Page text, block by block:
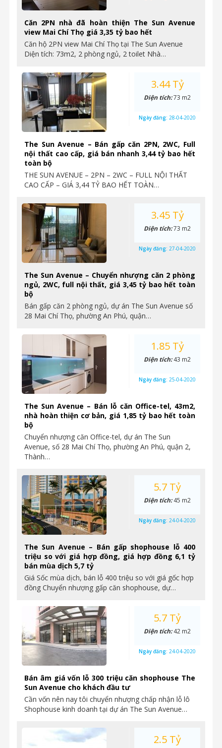
Căn 2PN nhà đã hoàn thiện The Sun Avenue
view Mai Chí Thọ giá 3,35 tỷ bao hết
Căn hộ 2PN view Mai Chí Thọ tại The Sun Avenue
Diện tích: 73m2, 2 phòng ngủ, 2 toilet Nhà…
The Sun Avenue – Bán gấp căn 2PN, 2WC, Full
nội thất cao cấp, giá bán nhanh 3,44 tỷ bao hết
toàn bộ
THE SUN AVENUE – 2PN – 2WC – FULL NỘI THẤT
CAO CẤP – GIÁ 3,44 TỶ BAO HẾT TOÀN…
3.44 Tỷ
Diện tích:73 m2
Ngày đăng: 28-04-2020
The Sun Avenue – Chuyển nhượng căn 2 phòng
ngủ, 2WC, full nội thất, giá 3,45 tỷ bao hết toàn
bộ
Bán gấp căn 2 phòng ngủ, dự án The Sun Avenue số
28 Mai Chí Thọ, phường An Phú, quận…
3.45 Tỷ
Diện tích:73 m2
Ngày đăng: 27-04-2020
The Sun Avenue – Bán lỗ căn Office-tel, 43m2,
nhà hoàn thiện cơ bản, giá 1,85 tỷ bao hết toàn
bộ
Chuyển nhượng căn Office-tel, dự án The Sun
Avenue, số 28 Mai Chí Thọ, phường An Phú, quận 2,
Thành…
1.85 Tỷ
Diện tích:43 m2
Ngày đăng: 25-04-2020
The Sun Avenue – Bán gấp shophouse lỗ 400
triệu so với giá hợp đồng, giá hợp đồng 6,1 tỷ
bán mùa dịch 5,7 tỷ
Giá Sốc mùa dịch, bán lỗ 400 triệu so với giá gốc hợp
đồng Chuyển nhượng gấp căn shophouse, dự…
5.7 Tỷ
Diện tích:45 m2
Ngày đăng: 24-04-2020
Bán âm giá vốn lỗ 300 triệu căn shophouse The
Sun Avenue cho khách đầu tư
Cần vốn nên nay tôi chuyển nhượng chấp nhận lỗ lô
Shophouse kinh doanh tại dự án The Sun Avenue…
5.7 Tỷ
Diện tích:42 m2
Ngày đăng: 24-04-2020
2.5 Tỷ